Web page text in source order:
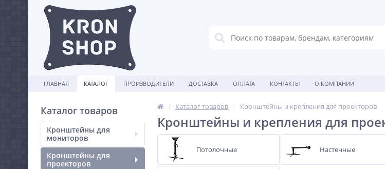
ГЛАВНАЯ КАТАЛОГ ПРОИЗВОДИТЕЛИ ДОСТАВКА ОПЛАТА КОНТАКТЫ О КОМПАНИИ
Каталог товаров
Кронштейны для
мониторов
Кронштейны для
проекторов
Каталог товаров Кронштейны и крепления для проекторов
Кронштейны и крепления для
Потолочные Настенные